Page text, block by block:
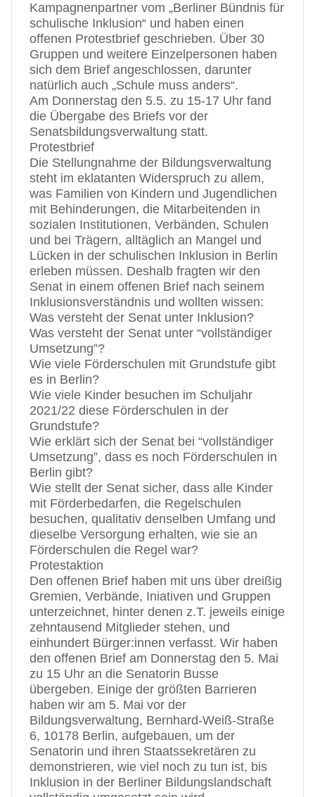
Kampagnenpartner vom „Berliner Bündnis für
schulische Inklusion“ und haben einen
offenen Protestbrief geschrieben. Über 30
Gruppen und weitere Einzelpersonen haben
sich dem Brief angeschlossen, darunter
natürlich auch „Schule muss anders“.
Am Donnerstag den 5.5. zu 15-17 Uhr fand
die Übergabe des Briefs vor der
Senatsbildungsverwaltung statt.
Protestbrief
Die Stellungnahme der Bildungsverwaltung
steht im eklatanten Widerspruch zu allem,
was Familien von Kindern und Jugendlichen
mit Behinderungen, die Mitarbeitenden in
sozialen Institutionen, Verbänden, Schulen
und bei Trägern, alltäglich an Mangel und
Lücken in der schulischen Inklusion in Berlin
erleben müssen. Deshalb fragten wir den
Senat in einem offenen Brief nach seinem
Inklusionsverständnis und wollten wissen:
Was versteht der Senat unter Inklusion?
Was versteht der Senat unter “vollständiger
Umsetzung”?
Wie viele Förderschulen mit Grundstufe gibt
es in Berlin?
Wie viele Kinder besuchen im Schuljahr
2021/22 diese Förderschulen in der
Grundstufe?
Wie erklärt sich der Senat bei “vollständiger
Umsetzung”, dass es noch Förderschulen in
Berlin gibt?
Wie stellt der Senat sicher, dass alle Kinder
mit Förderbedarfen, die Regelschulen
besuchen, qualitativ denselben Umfang und
dieselbe Versorgung erhalten, wie sie an
Förderschulen die Regel war?
Protestaktion
Den offenen Brief haben mit uns über dreißig
Gremien, Verbände, Iniativen und Gruppen
unterzeichnet, hinter denen z.T. jeweils einige
zehntausend Mitglieder stehen, und
einhundert Bürger:innen verfasst. Wir haben
den offenen Brief am Donnerstag den 5. Mai
zu 15 Uhr an die Senatorin Busse
übergeben. Einige der größten Barrieren
haben wir am 5. Mai vor der
Bildungsverwaltung, Bernhard-Weiß-Straße
6, 10178 Berlin, aufgebauen, um der
Senatorin und ihren Staatssekretären zu
demonstrieren, wie viel noch zu tun ist, bis
Inklusion in der Berliner Bildungslandschaft